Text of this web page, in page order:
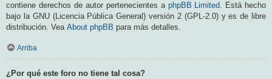
contiene derechos de autor pertenecientes a phpBB Limited. Está hecho
bajo la GNU (Licencia Pública General) versión 2 (GPL-2.0) y es de libre
distribución. Vea About phpBB para más detalles.
Arriba
¿Por qué este foro no tiene tal cosa?